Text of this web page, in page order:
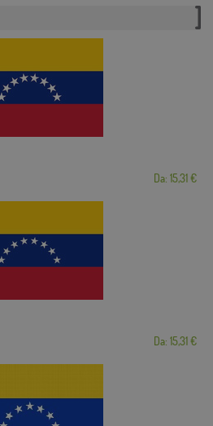
Da: 15,31 €
Da: 15,31 €